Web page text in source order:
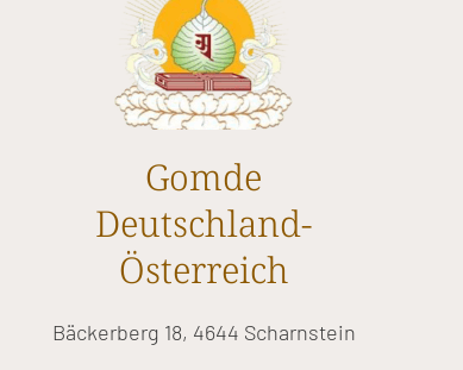
Gomde
Deutschland-
Österreich
Bäckerberg 18, 4644 Scharnstein